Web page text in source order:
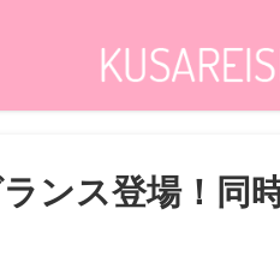
ンス登場！同